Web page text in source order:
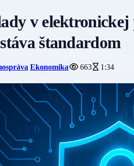
v elektronickej
štandardom
Ekonomika 663 1:34